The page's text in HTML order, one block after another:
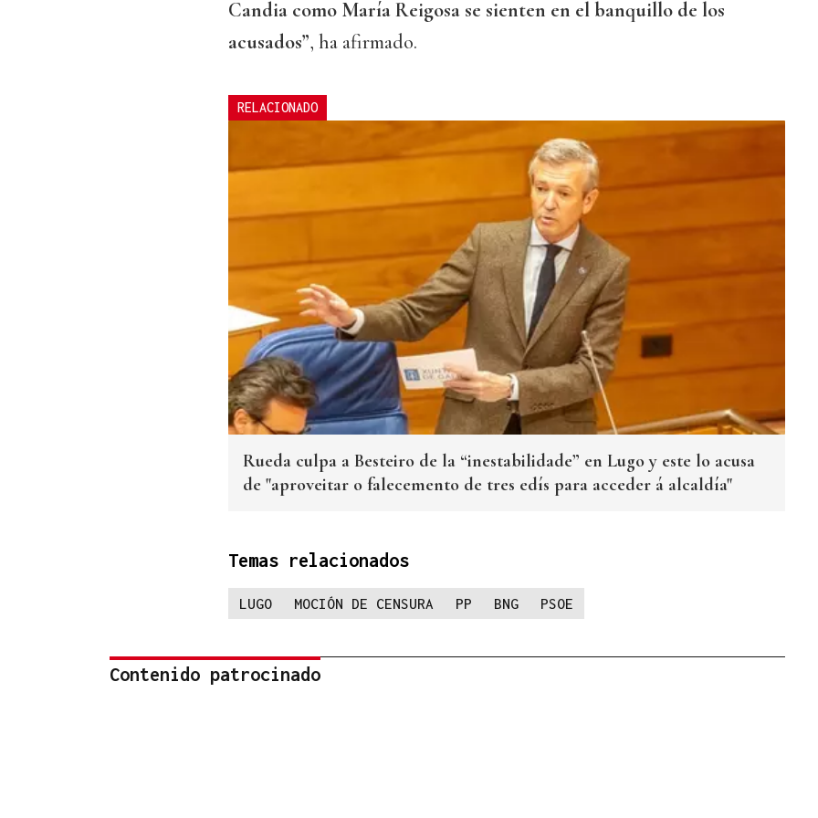
Candia como María Reigosa se sienten en el banquillo de los
acusados”, ha afirmado.
RELACIONADO
Rueda culpa a Besteiro de la “inestabilidade” en Lugo y este lo acusa
de "aproveitar o falecemento de tres edís para acceder á alcaldía"
Temas relacionados
LUGO MOCIÓN DE CENSURA PP BNG PSOE
Contenido patrocinado